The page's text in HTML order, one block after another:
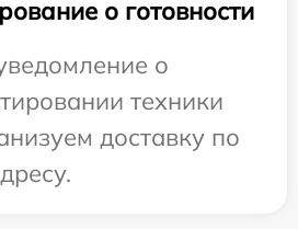
о готовности
о
техники
доставку по